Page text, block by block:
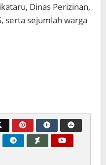
Dinas Perizinan,
serta sejumlah warga